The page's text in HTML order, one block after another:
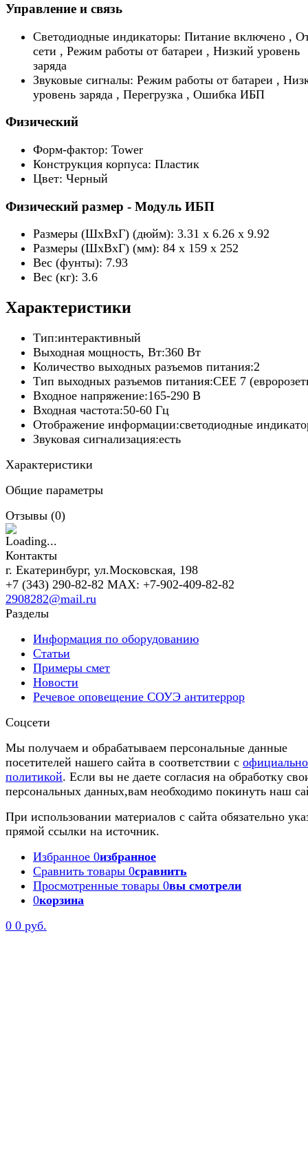
Управление и связь
Светодиодные индикаторы: Питание включено ,
сети , Режим работы от батареи , Низкий уровень
заряда
Звуковые сигналы: Режим работы от батареи ,
уровень заряда , Перегрузка , Ошибка ИБП
Физический
Форм-фактор: Tower
Конструкция корпуса: Пластик
Цвет: Черный
Физический размер - Модуль ИБП
Размеры (ШхВхГ) (дюйм): 3.31 x 6.26 x 9.92
Размеры (ШхВхГ) (мм): 84 x 159 x 252
Вес (фунты): 7.93
Вес (кг): 3.6
Характеристики
Тип:интерактивный
Выходная мощность, Вт:360 Вт
Количество выходных разъемов питания:2
Тип выходных разъемов питания:CEE 7
Входное напряжение:165-290 В
Входная частота:50-60 Гц
Отображение информации:светодиодные
Звуковая сигнализация:есть
Характеристики
Общие параметры
Отзывы (0)
Контакты
г. Екатеринбург, ул.Московская, 198
+7 (343) 290-82-82 MAX: +7-902-409-82-82
2908282@mail.ru
Разделы
Информация по оборудованию
Статьи
Примеры смет
Новости
Речевое оповещение СОУЭ антитеррор
Соцсети
Мы получаем и обрабатываем персональные данные
посетителей нашего сайта в соответствии с
политикой. Если вы не даете согласия на обработку
персональных данных,вам необходимо покинуть наш
При использовании материалов с сайта обязательно
прямой ссылки на источник.
Избранное 0избранное
Сравнить товары 0сравнить
Просмотренные товары 0вы смотрели
0корзина
0 0 руб.